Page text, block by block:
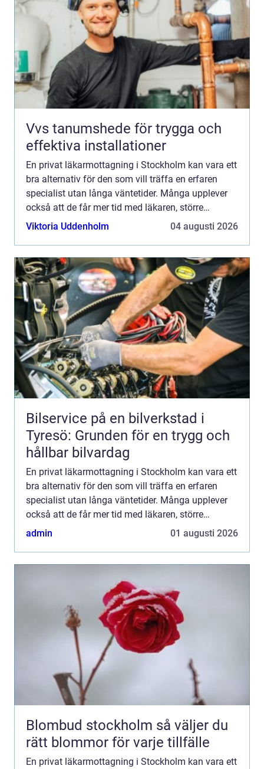
Vvs tanumshede för trygga och
effektiva installationer
En privat läkarmottagning i Stockholm kan vara ett
bra alternativ för den som vill träffa en erfaren
specialist utan långa väntetider. Många upplever
också att de får mer tid med läkaren, större
kontinuitet och bättre möjlighet att ställa frågor.
Viktoria Uddenholm 04 augusti 2026
Bilservice på en bilverkstad i
Tyresö: Grunden för en trygg och
hållbar bilvardag
En privat läkarmottagning i Stockholm kan vara ett
bra alternativ för den som vill träffa en erfaren
specialist utan långa väntetider. Många upplever
också att de får mer tid med läkaren, större
kontinuitet och bättre möjlighet att ställa frågor.
admin 01 augusti 2026
Blombud stockholm så väljer du
rätt blommor för varje tillfälle
En privat läkarmottagning i Stockholm kan vara ett